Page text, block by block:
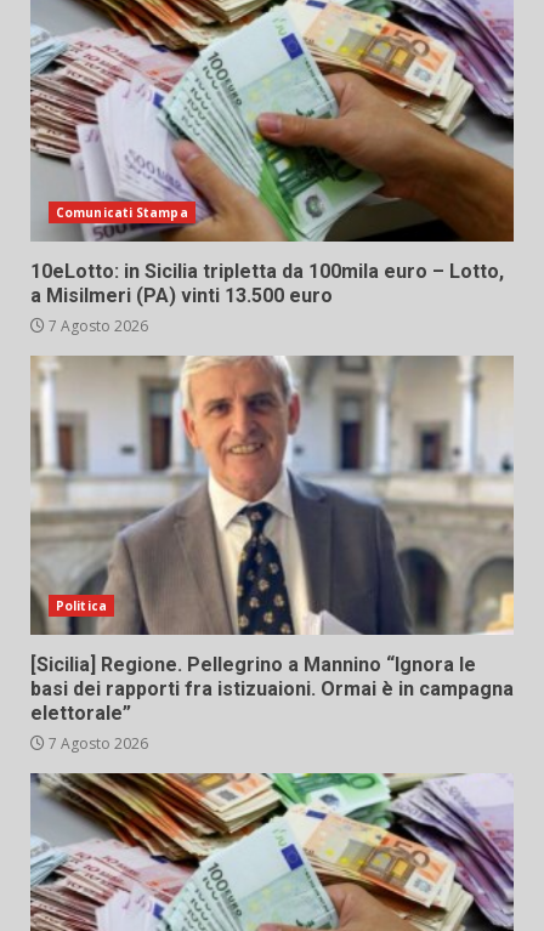
Comunicati Stampa
10eLotto: in Sicilia tripletta da 100mila euro – Lotto,
a Misilmeri (PA) vinti 13.500 euro
7 Agosto 2026
Politica
[Sicilia] Regione. Pellegrino a Mannino “Ignora le
basi dei rapporti fra istizuaioni. Ormai è in campagna
elettorale”
7 Agosto 2026